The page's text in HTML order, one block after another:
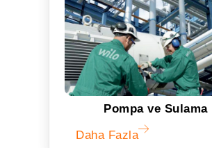
Pompa ve Sulama
Daha Fazla